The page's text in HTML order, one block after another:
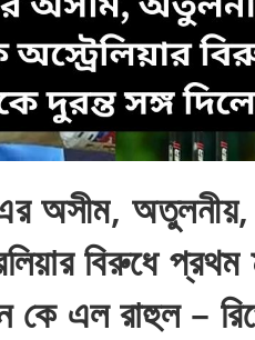
অসীম,
বিরুধে প্রথম
কে এল রাহুল –